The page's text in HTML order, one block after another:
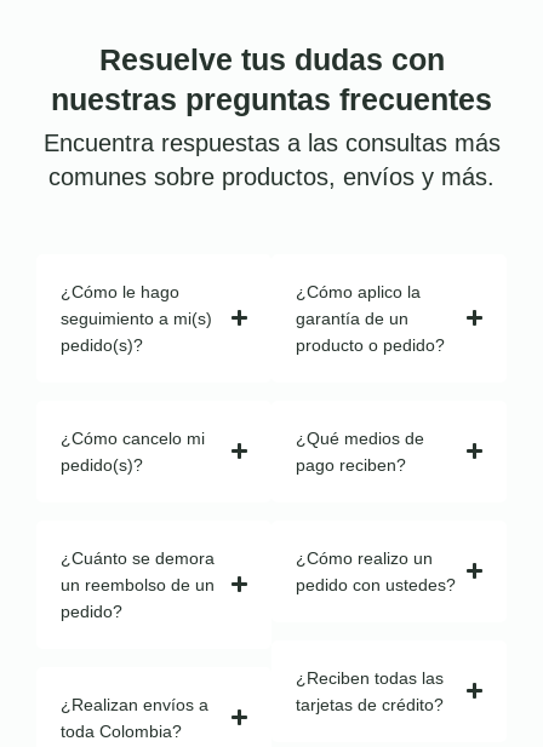
Resuelve tus dudas con
nuestras preguntas frecuentes
Encuentra respuestas a las consultas más
comunes sobre productos, envíos y más.
¿Cómo le hago
seguimiento a mi(s)
pedido(s)?
¿Cómo cancelo mi
pedido(s)?
¿Cuánto se demora
un reembolso de un
pedido?
¿Realizan envíos a
toda Colombia?
¿Cómo aplico la
garantía de un
producto o pedido?
¿Qué medios de
pago reciben?
¿Cómo realizo un
pedido con ustedes?
¿Reciben todas las
tarjetas de crédito?